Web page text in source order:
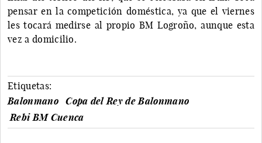
pensar en la competición doméstica, ya que el viernes
les tocará medirse al propio BM Logroño, aunque esta
vez a domicilio.
Etiquetas:
Balonmano
Copa del Rey de Balonmano
Rebi BM Cuenca